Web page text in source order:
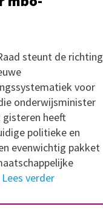
steunt de richting
voor
onderwijsminister
gisteren heeft
politieke en
evenwichtig pakket
Lees verder